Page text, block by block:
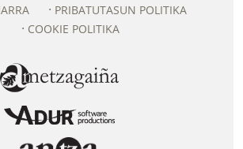
PRIBATUTASUN POLITIKA
COOKIE POLITIKA